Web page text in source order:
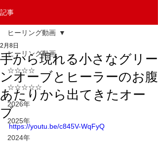
記事
ヒーリング動画
☆☆☆☆
☆☆☆☆☆
2026年
2025年
2024年
ヒーリング動画
手から現れる小さなグリー
ンオーブとヒーラーのお腹
あたりから出てきたオー
ブ
2月8日
https://youtu.be/c845V-WqFyQ